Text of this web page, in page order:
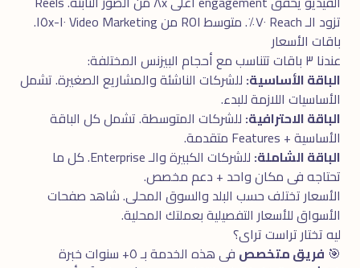
تزود الـ Reach ٧٠٪. متوسط ROI من Video Marketing ١٠-١٥x.
باقات الأسعار
عندنا ٣ باقات تتناسب مع أحجام البيزنس المختلفة:
الباقة الأساسية: للشركات الناشئة والمشاريع الصغيرة. تشمل
الأساسيات اللازمة للبدء.
الباقة الاحترافية: للشركات المتوسطة. تشمل كل الباقة
الأساسية + Features متقدمة.
الباقة الشاملة:
للشركات الكبيرة والـ Enterprise. كل ما
تحتاجه فى مكان واحد + دعم مخصص.
الأسعار تختلف حسب البلد والسوق المحلى. شاهد صفحات
الأسواقللأسعار التفصيلية بعملتك المحلية.
ليه تختار تراست تراى؟
🎯 فريق متخصص فى هذه الخدمة بـ ٥+ سنوات خبرة